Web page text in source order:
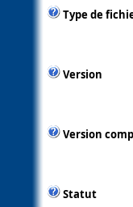
Type de
Version
Version
Statut